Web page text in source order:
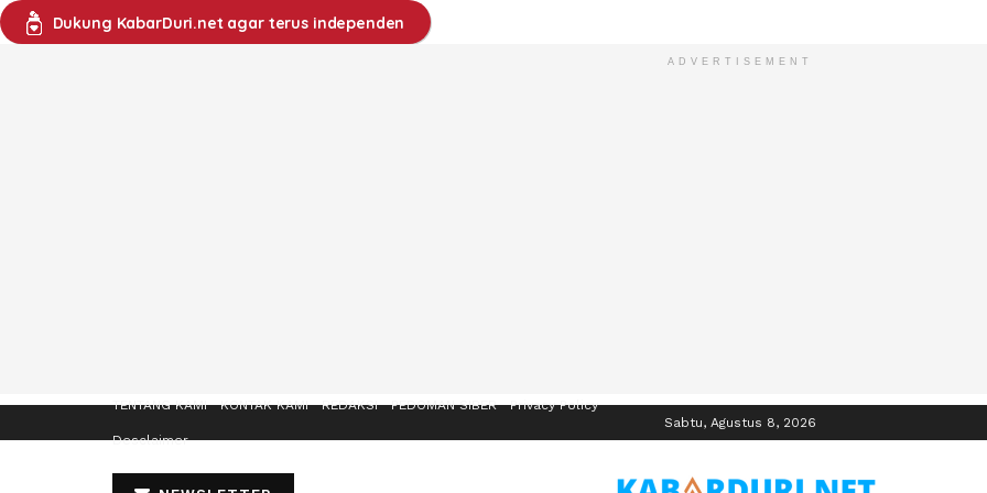
Dukung KabarDuri.net agar terus independen
ADVERTISEMENT
TENTANG KAMI KONTAK KAMI REDAKSI PEDOMAN SIBER Privacy Policy
Desclaimer
Sabtu, Agustus 8, 2026